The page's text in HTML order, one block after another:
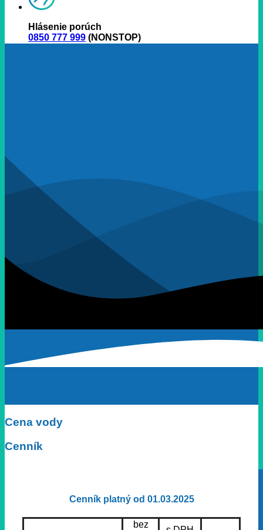
Hlásenie porúch
0850 777 999 (NONSTOP)
Cena vody
Cenník
Cenník platný od 01.03.2025
bez